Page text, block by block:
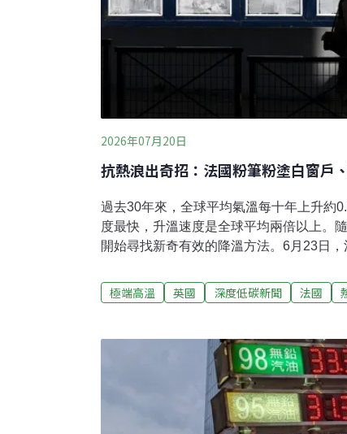
2026年07月20日
抗熱浪出奇招：法國粉筆粉塗白窗戶
過去30年來，全球平均氣溫每十年上升約
度最快，升溫速度是全球平均兩倍以上。
開始尋找新奇有效的降溫方法。6月23日
研究人員發現把希臘優格抹上玻璃能有效
或吸引昆蟲。把窗戶塗白 法國瘋搶碎粉筆
「默東白粉」（Blanc de Meudon）突然
際科技媒體網站《Tom’s Guide》，以前
璃、大理石和銀器，或是作為油漆和批土
在溫室上頭，以減少烈日曝曬。白堊粉主
是傳統的粉筆材料，不僅反射能力佳，還
極端高溫 英國 深度低碳新聞 法國